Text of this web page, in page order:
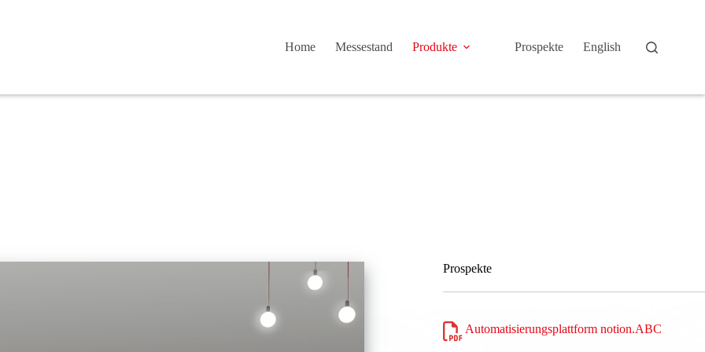
Home
Messestand Produkte Prospekte English
Prospekte
Automatisierungsplattform notion.ABC